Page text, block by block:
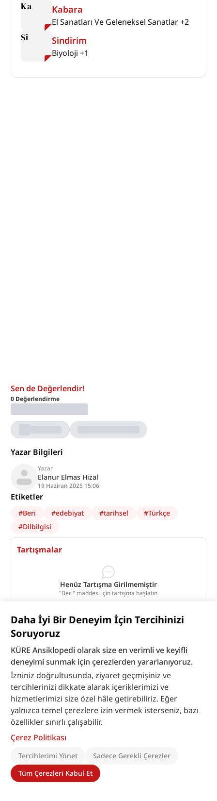
Daha İyi Bir Deneyim İçin Tercihinizi
Soruyoruz
KÜRE Ansiklopedi olarak size en verimli ve keyifli
deneyimi sunmak için çerezlerden yararlanıyoruz.
İzniniz doğrultusunda, ziyaret geçmişiniz ve
tercihlerinizi dikkate alarak içeriklerimizi ve
hizmetlerimizi size özel hâle getirebiliriz. Eğer
yalnızca temel çerezlere izin vermek isterseniz, bazı
özellikler sınırlı çalışabilir.
Çerez Politikası
Tercihlerimi Yönet
Sadece Gerekli Çerezler
Tüm Çerezleri Kabul Et
Ka Kabara
El Sanatları Ve Geleneksel Sanatlar +2
Si Sindirim
Biyoloji +1
Sen de Değerlendir!
0 Değerlendirme
Yazar Bilgileri
Yazar
Elanur Elmas Hizal
19 Haziran 2025 15:06
Etiketler
#Beri #edebiyat #tarihsel #Türkçe
#Dilbilgisi
Tartışmalar
Henüz Tartışma Girilmemiştir
"Beri" maddesi için tartışma başlatın
Tartışmaları Görüntüle
Bu madde yapay zeka desteği ile üretilmiştir.